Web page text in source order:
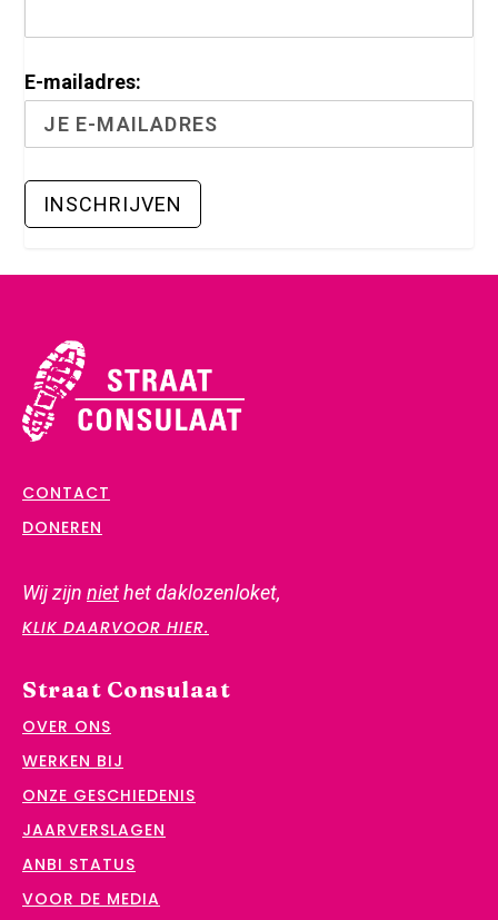
E-mailadres:
CONTACT
DONEREN
Wij zijn niethet daklozenloket,
KLIK DAARVOOR HIER.
Straat Consulaat
OVER ONS
WERKEN BIJ
ONZE GESCHIEDENIS
JAARVERSLAGEN
ANBI STATUS
VOOR DE MEDIA